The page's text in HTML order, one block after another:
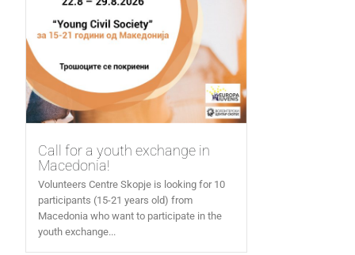
Call for a youth exchange in
Macedonia!
Volunteers Centre Skopje is looking for 10
participants (15-21 years old) from
Macedonia who want to participate in the
youth exchange...